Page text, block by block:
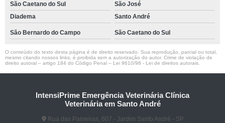
São Caetano do Sul
São José
Diadema
Santo André
São Bernardo do Campo São Caetano do Sul
O conteúdo do texto desta página é de direito reservado. Sua reprodução, parcial ou total,
mesmo citando nossos links, é proibida sem a autorização do autor. Crime de violação de
direito autoral – artigo 184 do Código Penal – Lei 9610/98 - Lei de direitos autorais
IntensiPrime Emergência Veterinária Clínica
Veterinária em Santo André
Rua das Paineiras, 607 - Jardim Santo André - SP